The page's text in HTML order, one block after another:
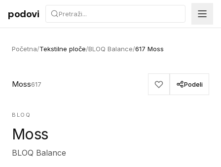
Preskoči na sadržaj
podovi
Početna/Tekstilne ploče/BLOQ Balance/617 Moss
Moss617 Podeli
BLOQ
Moss
BLOQ Balance